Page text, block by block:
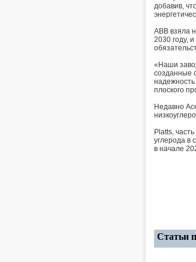
добавив,
ABB взяла
2030 году,
«Наши
созданные
надежность
плоского
Недавно
Platts,
углерода в
в начале
Статьи